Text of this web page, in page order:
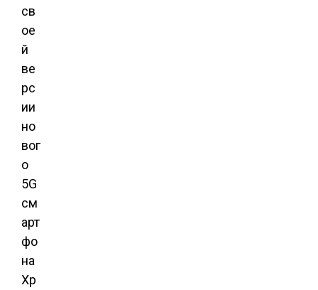
св
ое
й
ве
рс
ии
но
вог
о
5G
см
арт
фо
на
Xp